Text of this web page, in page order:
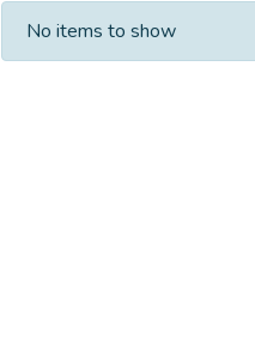
Recent
No items to show